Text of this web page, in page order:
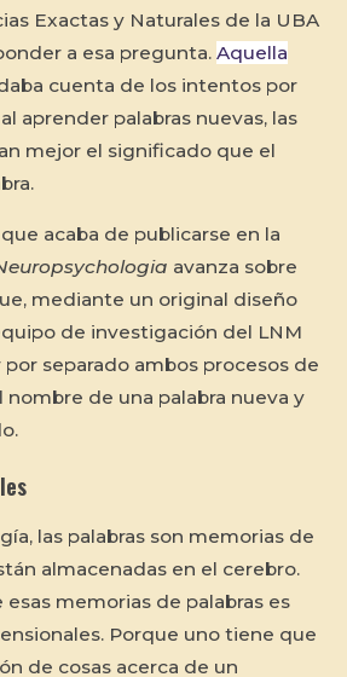
Exactas y Naturales de la UBA
a esa pregunta.Aquella
cuenta de los intentos por
aprender palabras nuevas, las
mejor el significado que el
acaba de publicarse en la
avanza sobre
mediante un original diseño
de investigación del LNM
separado ambos procesos de
nombre de una palabra nueva y
las palabras son memorias de
almacenadas en el cerebro.
memorias de palabras es
Porque uno tiene que
de cosas acerca de un